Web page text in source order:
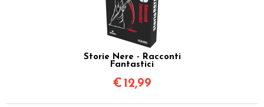
Storie Nere - Racconti
Fantastici
€ 12,99